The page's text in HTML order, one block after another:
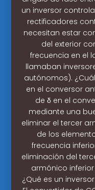
un inversor
rectificadores
necesitan estar
del exterior
frecuencia en el
llamaban
autónomos).
en el conversor
de δ en el
mediante una
eliminar el tercer
de los
frecuencia
eliminación del
armónico
¿Qué es un